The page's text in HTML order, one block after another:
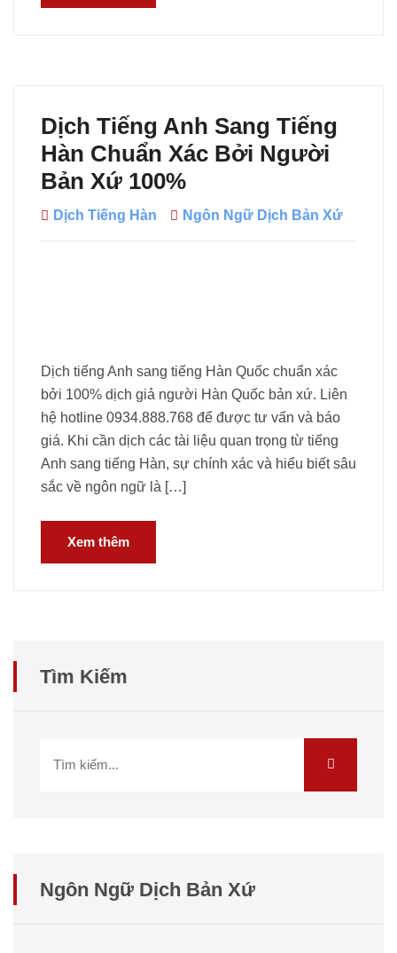
Dịch Tiếng Anh Sang Tiếng
Hàn Chuẩn Xác Bởi Người
Bản Xứ 100%
Dịch Tiếng Hàn Ngôn Ngữ Dịch Bản Xứ
Dịch tiếng Anh sang tiếng Hàn Quốc chuẩn xác
bởi 100% dịch giả người Hàn Quốc bản xứ. Liên
hệ hotline 0934.888.768 để được tư vấn và báo
giá. Khi cần dịch các tài liệu quan trọng từ tiếng
Anh sang tiếng Hàn, sự chính xác và hiểu biết sâu
sắc về ngôn ngữ là […]
Xem thêm
Tìm Kiếm
Ngôn Ngữ Dịch Bản Xứ